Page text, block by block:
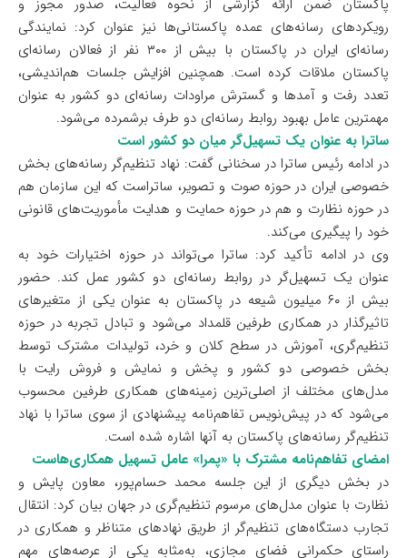
پاکستان ضمن ارائه گزارشی از نحوه فعالیت، صدور مجوز و
رویکردهای رسانه‌های عمده پاکستانی‌ها نیز عنوان کرد: نمایندگی
رسانه‌ای ایران در پاکستان با بیش از ۳۰۰ نفر از فعالان رسانه‌ای
پاکستان ملاقات کرده است. همچنین افزایش جلسات هم‌اندیشی،
تعدد رفت و آمدها و گسترش مراودات رسانه‌ای دو کشور به‌ عنوان
مهمترین عامل بهبود روابط رسانه‌ای دو طرف برشمرده می‌شود.
ساترا به عنوان یک تسهیل‌گر میان دو کشور است
در ادامه رئیس ساترا در سخنانی گفت: نهاد تنظیم‌گر رسانه‌های بخش
خصوصی ایران در حوزه صوت‌ و تصویر، ساتراست که این سازمان هم
در حوزه نظارت و هم در حوزه حمایت و هدایت مأموریت‌های قانونی
خود را پیگیری می‌کند.
وی در ادامه تأکید کرد: ساترا می‌تواند در حوزه اختیارات خود به‌
عنوان یک تسهیل‌گر در روابط رسانه‌ای دو کشور عمل کند. حضور
بیش از ۶۰ میلیون شیعه در پاکستان به‌ عنوان یکی از متغیرهای
تاثیرگذار در همکاری طرفین قلمداد می‌شود و تبادل تجربه در حوزه
تنظیم‌گری، آموزش در سطح کلان و خرد، تولیدات مشترک توسط
بخش خصوصی دو کشور و پخش و نمایش و فروش رایت با
مدل‌های مختلف از اصلی‌ترین زمینه‌های همکاری طرفین محسوب
می‌شود که در پیش‌نویس تفاهم‌نامه‌ پیشنهادی از سوی ساترا با نهاد
تنظیم‌گر رسانه‌های پاکستان به آنها اشاره شده است.
امضای تفاهم‌نامه مشترک با «پمرا» عامل تسهیل همکاری‌هاست
در بخش دیگری از این جلسه محمد حسام‌پور، معاون پایش و
نظارت با عنوان مدل‌های مرسوم تنظیم‌گری در جهان بیان کرد: انتقال
تجارب دستگاه‌های تنظیم‌گر از طریق نهادهای متناظر و همکاری در
راستای حکمرانی فضای مجازی، به‌مثابه یکی از عرصه‌های مهم